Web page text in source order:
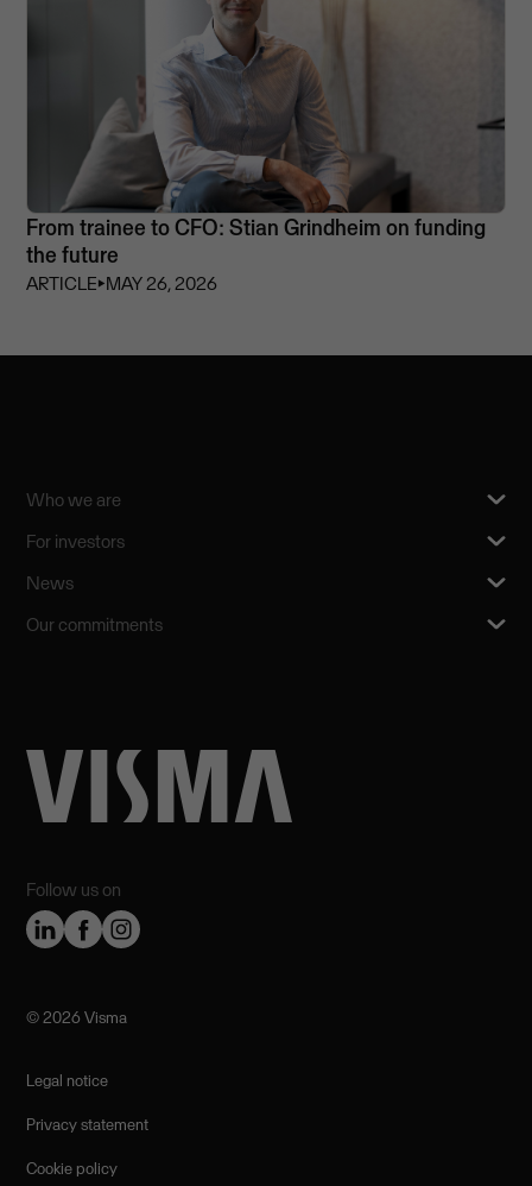
From trainee to CFO: Stian Grindheim on funding
the future
ARTICLE⏵MAY 26, 2026
Follow us on
Who we are
For investors
News
Our commitments
©️ 2026 Visma
Legal notice
Privacy statement
Cookie policy